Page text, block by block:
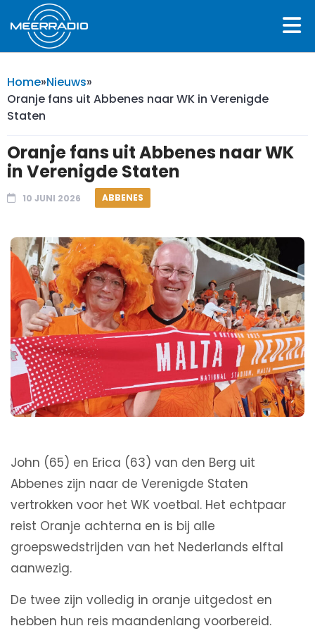
Home»Nieuws»
Oranje fans uit Abbenes naar WK in Verenigde
Staten
Oranje fans uit Abbenes naar WK
in Verenigde Staten
10 JUNI 2026 ABBENES
John (65) en Erica (63) van den Berg uit
Abbenes zijn naar de Verenigde Staten
vertrokken voor het WK voetbal. Het echtpaar
reist Oranje achterna en is bij alle
groepswedstrijden van het Nederlands elftal
aanwezig.
De twee zijn volledig in oranje uitgedost en
hebben hun reis maandenlang voorbereid.